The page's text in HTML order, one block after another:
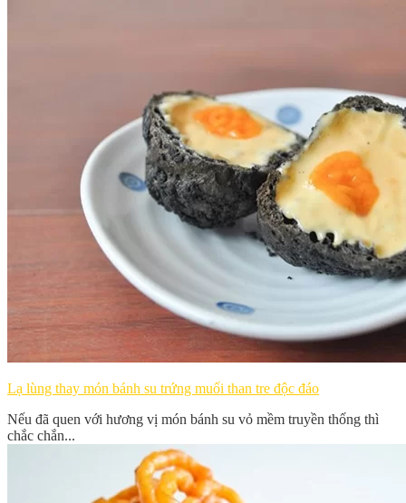
Lạ lùng thay món bánh su trứng muối than tre độc đáo
Nếu đã quen với hương vị món bánh su vỏ mềm truyền thống thì
chắc chắn...